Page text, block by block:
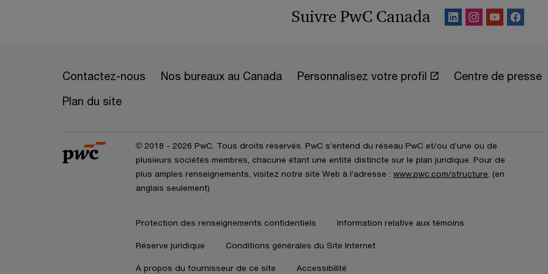
Suivre PwC Canada
Contactez-nous Nos bureaux au Canada Personnalisez votre profil Centre de presse
Plan du site
© 2018 - 2026 PwC. Tous droits réservés. PwC s’entend du réseau PwC et/ou d’une ou de
plusieurs sociétés membres, chacune étant une entité distincte sur le plan juridique. Pour de
plus amples renseignements, visitez notre site Web à l’adresse : www.pwc.com/structure . (en
anglais seulement)
Protection des renseignements confidentiels Information relative aux témoins
Réserve juridique Conditions générales du Site Internet
À propos du fournisseur de ce site Accessibilité